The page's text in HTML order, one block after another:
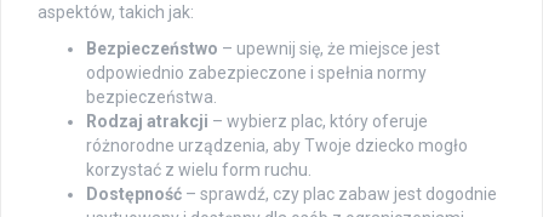
aspektów, takich jak:
Bezpieczeństwo – upewnij się, że miejsce jest
odpowiednio zabezpieczone i spełnia normy
bezpieczeństwa.
Rodzaj atrakcji – wybierz plac, który oferuje
różnorodne urządzenia, aby Twoje dziecko mogło
korzystać z wielu form ruchu.
Dostępność – sprawdź, czy plac zabaw jest dogodnie